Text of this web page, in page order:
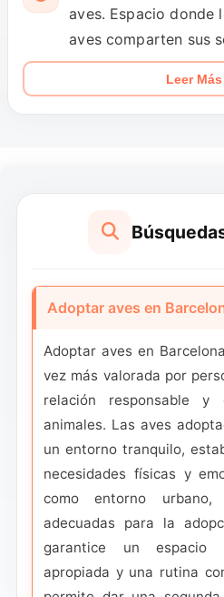
aves. Espacio donde
aves comparten sus
adopción.
Leer Más
Adoptar aves en
Adoptar aves en
vez más valorada por
relación responsable y
animales. Las aves
un entorno tranquilo,
necesidades físicas y
como entorno urbano,
adecuadas para la
garantice un espacio
apropiada y una rutina